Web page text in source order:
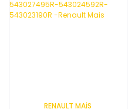
RENAULT MAİS